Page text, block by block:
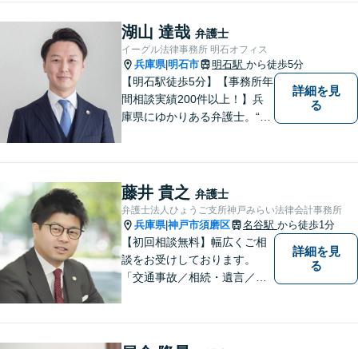
湖山 達哉 弁護士
イーグル法律事務所 明石オフィス
兵庫県|明石市 明石駅 から徒歩5分
【明石駅徒歩5分】【事務所年
間相談実績200件以上！】兵
庫県にゆかりある弁護士。“プ
題にも迅速に対応いたしま
す。【初回無料相談】
詳細を見
る
藤井 貴之 弁護士
弁護士法人ひょうご支所神戸みらい法律会計事務所
兵庫県|神戸市須磨区 名谷駅 から徒歩1分
【初回相談無料】幅広くご相
談をお受けしております。
「交通事故／相続・遺言／離
詳細を見
る